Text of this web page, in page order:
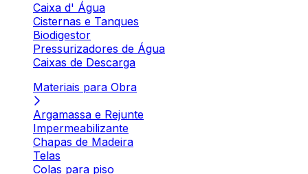
Caixa d' Água
Cisternas e Tanques
Biodigestor
Pressurizadores de Água
Caixas de Descarga
Materiais para Obra
Argamassa e Rejunte
Impermeabilizante
Chapas de Madeira
Telas
Colas para piso